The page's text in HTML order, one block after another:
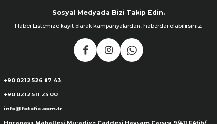
Sosyal Medyada Bizi Takip Edin.
Haber Listemize kayıt olarak kampanyalardan, haberdar olabilirsiniz.
+90 0212 526 87 43
+90 0212 511 23 00
info@fotofix.com.tr
Hocapaşa Mahallesi Muradiye Caddesi Hayyam Çarşısı 9/411 FAtih/